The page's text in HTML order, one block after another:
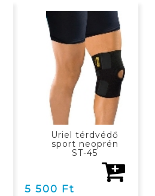
KOSÁRBAN
Uriel térdvédő
sport neoprén
ST-45
5 500 Ft